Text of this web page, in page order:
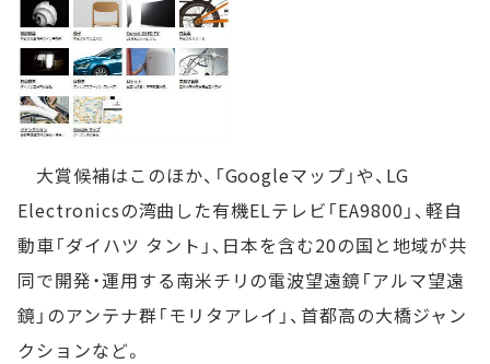
大賞候補はこのほか、「Googleマップ」や、LG
Electronicsの湾曲した有機ELテレビ「EA9800」、軽自
動車「ダイハツ タント」、日本を含む20の国と地域が共
同で開発・運用する南米チリの電波望遠鏡「アルマ望遠
鏡」のアンテナ群「モリタアレイ」、首都高の大橋ジャン
クションなど。